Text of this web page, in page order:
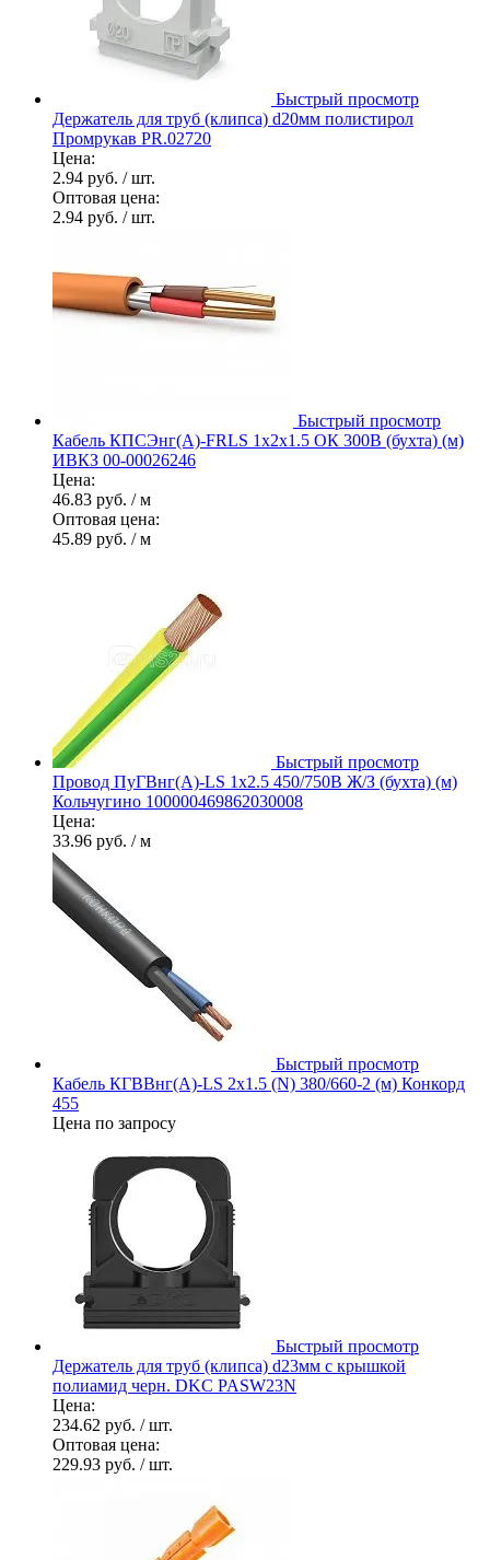
Быстрый просмотр
Держатель для труб (клипса) d20мм полистирол
Промрукав PR.02720
Цена:
2.94 руб. / шт.
Оптовая цена:
2.94 руб. / шт.
Быстрый просмотр
Кабель КПСЭнг(А)-FRLS 1х2х1.5 ОК 300В (бухта) (м)
ИВКЗ 00-00026246
Цена:
46.83 руб. / м
Оптовая цена:
45.89 руб. / м
Быстрый просмотр
Провод ПуГВнг(А)-LS 1х2.5 450/750В Ж/З (бухта) (м)
Кольчугино 100000469862030008
Цена:
33.96 руб. / м
Быстрый просмотр
Кабель КГВВнг(А)-LS 2х1.5 (N) 380/660-2 (м) Конкорд
455
Цена по запросу
Быстрый просмотр
Держатель для труб (клипса) d23мм с крышкой
полиамид черн. DKC PASW23N
Цена:
234.62 руб. / шт.
Оптовая цена:
229.93 руб. / шт.